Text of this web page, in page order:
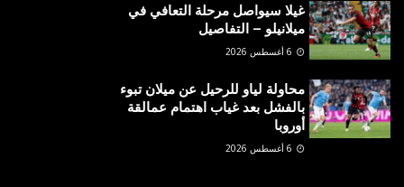
غيلا سيواصل مرحلة التعافي في
ميلانيلو – التفاصيل
محاولة لياو للرحيل عن ميلان تبوء
بالفشل بعد غياب اهتمام عمالقة
أوروبا